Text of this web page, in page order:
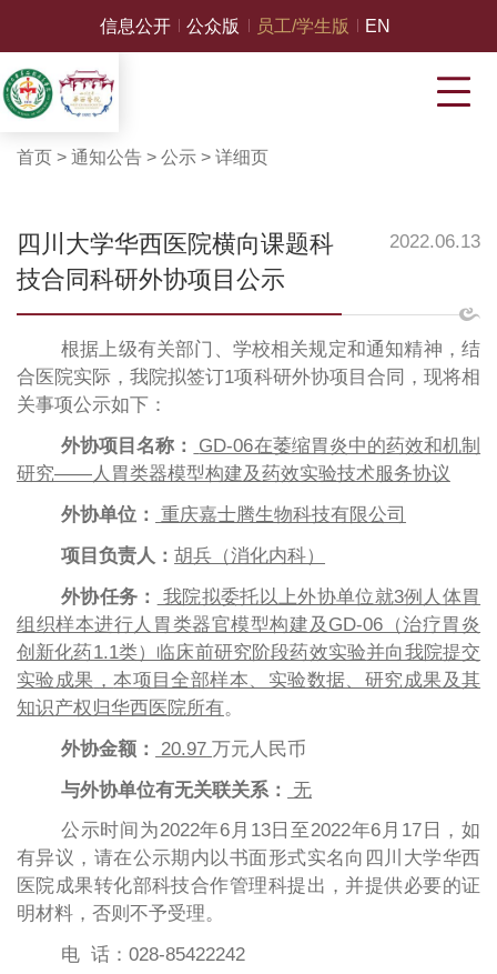
信息公开 公众版 员工/学生版 EN
首页 > 通知公告> 公示> 详细页
四川大学华西医院横向课题科
技合同科研外协项目公示
2022.06.13
根据上级有关部门、学校相关规定和通知精神，结
合医院实际，我院拟签订1项科研外协项目合同，现将相
关事项公示如下：
外协项目名称：
GD-06在萎缩胃炎中的药效和机制
研究——人胃类器模型构建及药效实验技术服务协议
外协单位：
重庆嘉士腾生物科技有限公司
项目负责人：胡兵（消化内科）
外协任务：
我院拟委托以上外协单位就3例人体胃
组织样本进行人胃类器官模型构建及GD-06（治疗胃炎
创新化药1.1类）临床前研究阶段药效实验并向我院提交
实验成果 ，本项目全部样本、实验数据、研究成果及其
知识产权归华西医院所有。
外协金额：
20.97 万元人民币
与外协单位有无关联关系：
无
公示时间为2022年6月13日至 2022年6月17日，如
有异议，请在公示期内以书面形式实名向四川大学华西
医院成果转化部科技合作管理科提出，并提供必要的证
明材料，否则不予受理。
电 话： 028-85422242